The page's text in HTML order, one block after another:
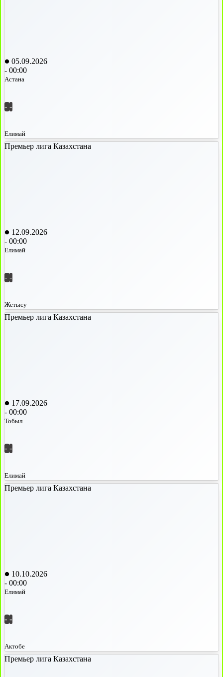
05.09.2026
- 00:00
Астана
- -
Елимай
Премьер лига Казахстана
12.09.2026
- 00:00
Елимай
- -
Жетысу
Премьер лига Казахстана
17.09.2026
- 00:00
Тобыл
- -
Елимай
Премьер лига Казахстана
10.10.2026
- 00:00
Елимай
- -
Актобе
Премьер лига Казахстана